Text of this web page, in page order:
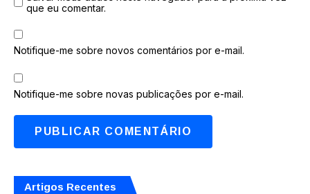
que eu comentar.
Notifique-me sobre novos comentários por e-mail.
Notifique-me sobre novas publicações por e-mail.
Artigos Recentes